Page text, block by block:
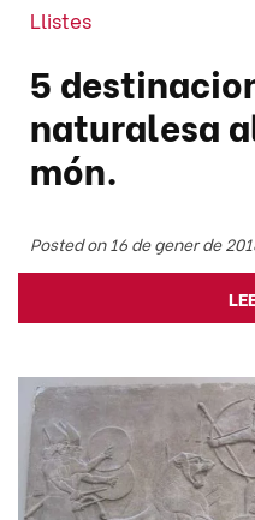
Llistes
5
naturalesa
món.
Posted on 16 de gener de